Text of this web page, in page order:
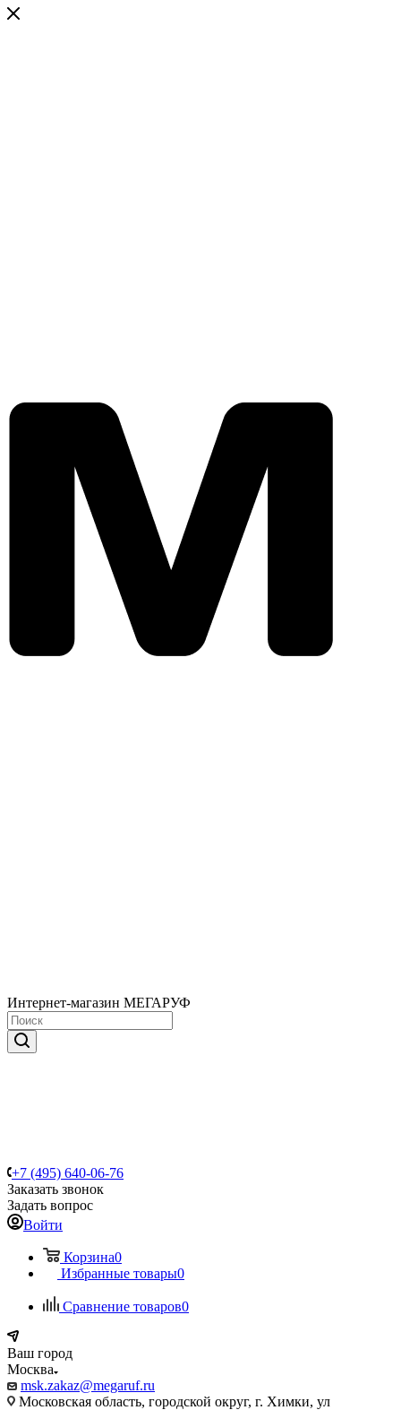
Интернет-магазин МЕГАРУФ
+7 (495) 640-06-76
Заказать звонок
Задать вопрос
Войти
Корзина0
Избранные товары0
Сравнение товаров0
Ваш город
Москва
msk.zakaz@megaruf.ru
Московская область, городской округ, г. Химки, ул